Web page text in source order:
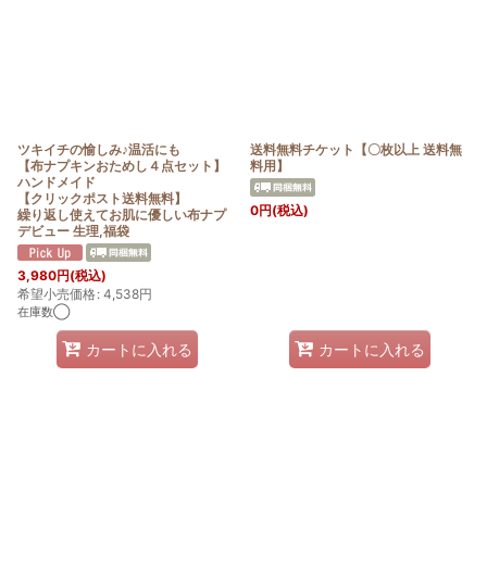
ツキイチの愉しみ♪温活にも
【布ナプキンおためし４点セット】
ハンドメイド
【クリックポスト送料無料】
繰り返し使えてお肌に優しい布ナプ
デビュー 生理,福袋
3,980円(税込)
希望小売価格: 4,538円
在庫数◯
カートに入れる
送料無料チケット【〇枚以上 送料無
料用】
0円(税込)
カートに入れる